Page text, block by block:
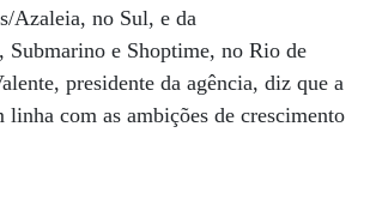
Azaleia, no Sul, e da
Submarino e Shoptime, no Rio de
presidente da agência, diz que a
linha com as ambições de crescimento